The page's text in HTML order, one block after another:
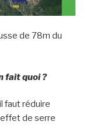
de 78m du
fait quoi ?
faut réduire
de serre